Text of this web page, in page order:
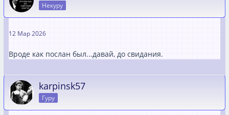
Некуру
12 Мар 2026
Вроде как послан был...давай, до свидания.
karpinsk57
Гуру